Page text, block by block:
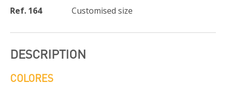
Ref. 164 Customised size
DESCRIPTION
COLORES